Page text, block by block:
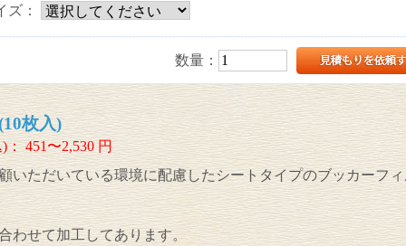
ズ：
数量：
枚入)
)：451〜2,530円
いただいている環境に配慮したシートタイプのブッカーフ
わせて加工してあります。